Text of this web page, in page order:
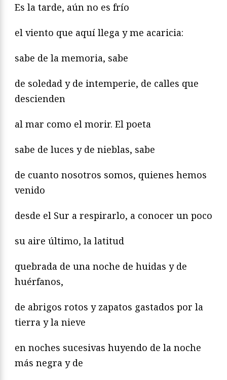
Es la tarde, aún no es frío
el viento que aquí llega y me acaricia:
sabe de la memoria, sabe
de soledad y de intemperie, de calles que
descienden
al mar como el morir. El poeta
sabe de luces y de nieblas, sabe
de cuanto nosotros somos, quienes hemos
venido
desde el Sur a respirarlo, a conocer un poco
su aire último, la latitud
quebrada de una noche de huidas y de
huérfanos,
de abrigos rotos y zapatos gastados por la
tierra y la nieve
en noches sucesivas huyendo de la noche
más negra y de